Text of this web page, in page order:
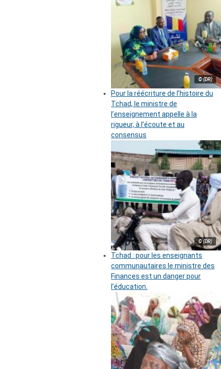
© (DR)
Pour la réécriture de l’histoire du
Tchad, le ministre de
l’enseignement appelle à la
rigueur, à l’écoute et au
consensus
© (DR)
Tchad : pour les enseignants
communautaires le ministre des
Finances est un danger pour
l’éducation.